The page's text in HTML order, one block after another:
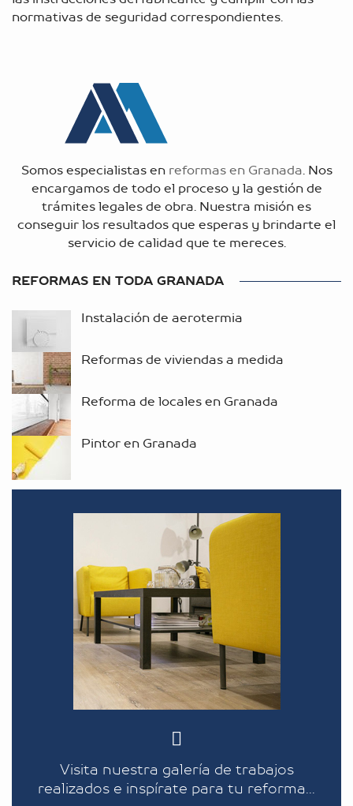
normativas de seguridad correspondientes.
Somos especialistas en reformas en Granada. Nos
encargamos de todo el proceso y la gestión de
trámites legales de obra. Nuestra misión es
conseguir los resultados que esperas y brindarte el
servicio de calidad que te mereces.
REFORMAS EN TODA GRANADA
Instalación de aerotermia
Reformas de viviendas a medida
Reforma de locales en Granada
Pintor en Granada
Visita nuestra galería de trabajos
realizados e inspírate para tu reforma...